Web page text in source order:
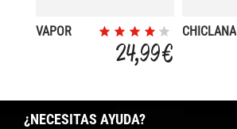
VAPOR
24,99 €
CHICLANA
¿NECESITAS AYUDA?